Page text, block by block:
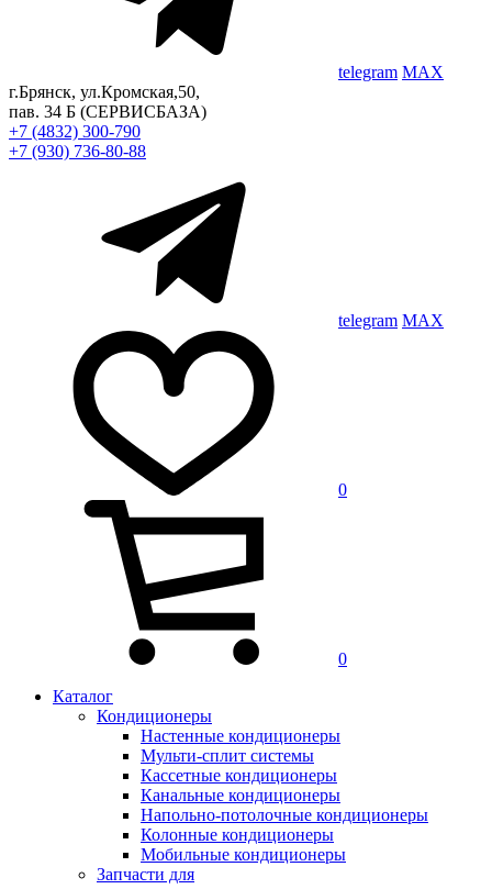
telegram MAX
г.Брянск, ул.Кромская,50,
пав. 34 Б (СЕРВИСБАЗА)
+7 (4832) 300-790
+7 (930) 736-80-88
telegram MAX
0
0
Каталог
Кондиционеры
Настенные кондиционеры
Мульти-сплит системы
Кассетные кондиционеры
Канальные кондиционеры
Напольно-потолочные кондиционеры
Колонные кондиционеры
Мобильные кондиционеры
Запчасти для